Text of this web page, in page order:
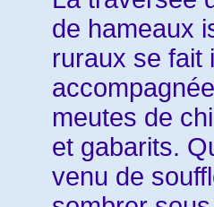
de hameaux
ruraux se fait
meutes de
et gabarits.
venu de